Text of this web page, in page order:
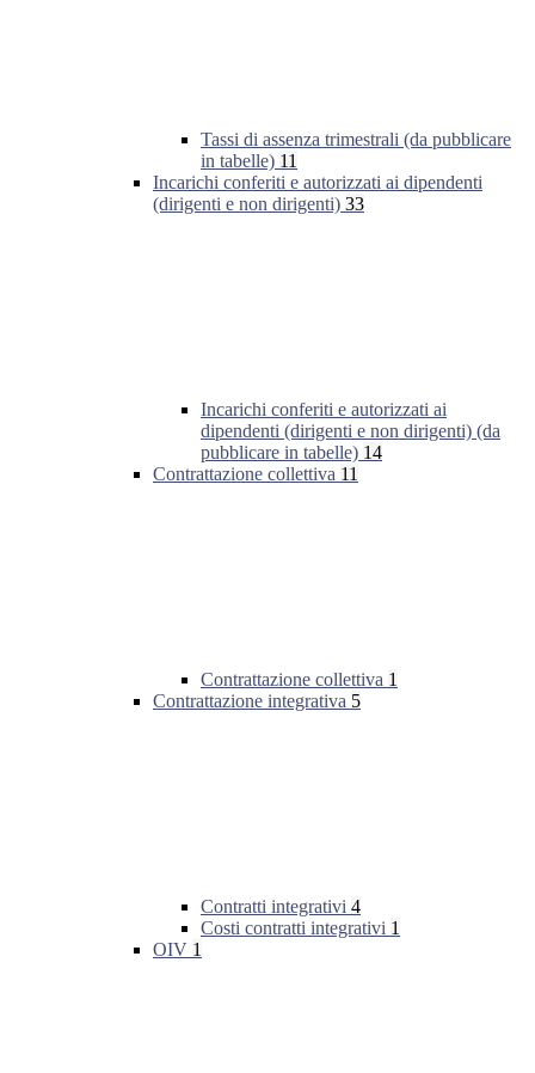
Tassi di assenza trimestrali (da pubblicare
in tabelle) 11
Incarichi conferiti e autorizzati ai dipendenti
(dirigenti e non dirigenti) 33
Incarichi conferiti e autorizzati ai
dipendenti (dirigenti e non dirigenti) (da
pubblicare in tabelle) 14
Contrattazione collettiva 11
Contrattazione collettiva 1
Contrattazione integrativa 5
Contratti integrativi 4
Costi contratti integrativi 1
OIV 1